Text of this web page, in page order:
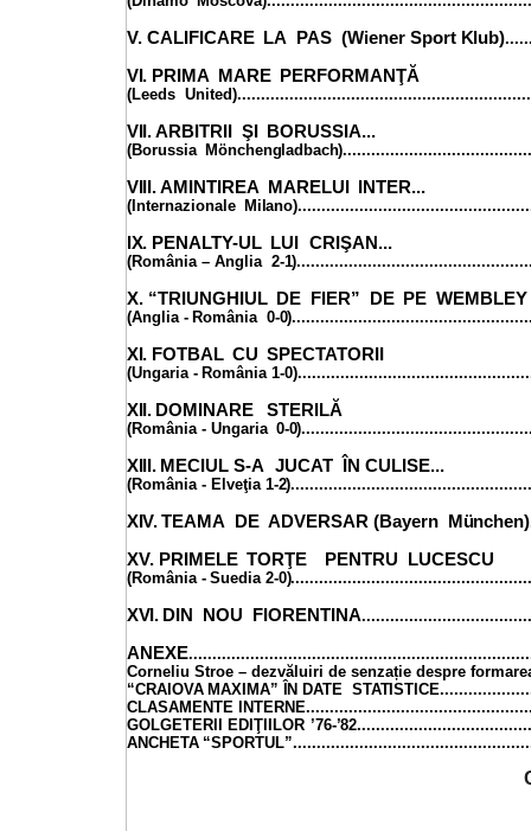
V. CALIFICARE LA PAS (Wiener SportKlub)
VI. PRIMA MARE PERFORMANŢĂ
(Leeds
VII.ARBITRII ŞI BORUSSIA...
(Borussia Mönchengladbach)
VIII.AMINTIREA MARELUI INTER...
(Internazionale Milano)
IX. PENALTY-UL LUI CRIŞAN...
(România – Anglia 2-1)
X. “TRIUNGHIUL DE FIER” DE PE WEMBLEY
(Anglia - România 0-0)
XI. FOTBAL CU SPECTATORII
(Ungaria - România 1-0)
XII. DOMINARE STERILĂ
(România - Ungaria 0-0)
XIII. MECIUL S-A JUCAT ÎN CULISE...
(România - Elveţia 1-2)
XIV.TEAMA DE ADVERSAR (Bayern München)
XV. PRIMELE TORŢE PENTRU LUCESCU
(România - Suedia 2-0)
XVI. DIN NOU FIORENTINA
ANEXE
Corneliu Stroe – dezvăluiri de senzație despre
“CRAIOVA MAXIMA” N DATE STATISTICE
CLASAMENTE
GOLGETERII
EDIŢIILOR ’76-’82
ANCHETA